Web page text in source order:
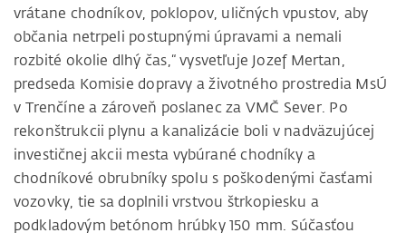
vrátane chodníkov, poklopov, uličných vpustov, aby
občania netrpeli postupnými úpravami a nemali
rozbité okolie dlhý čas,“ vysvetľuje Jozef Mertan,
predseda Komisie dopravy a životného prostredia MsÚ
v Trenčíne a zároveň poslanec za VMČ Sever. Po
rekonštrukcii plynu a kanalizácie boli v nadväzujúcej
investičnej akcii mesta vybúrané chodníky a
chodníkové obrubníky spolu s poškodenými časťami
vozovky, tie sa doplnili vrstvou štrkopiesku a
podkladovým betónom hrúbky 150 mm. Súčasťou